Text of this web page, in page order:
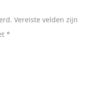
Vereiste velden zijn
*